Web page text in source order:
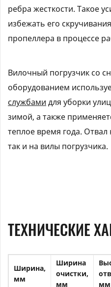
ребра жесткости. Такое
избежать его
пропеллера в процессе
Вилочный погрузчик со
оборудованием
службами для уборки
зимой, а также
теплое время года. Отвал
так и на вилы погрузчика.
ТЕХНИЧЕСКИЕ
Ширина,
мм
Ширина
очистки,
мм
мм